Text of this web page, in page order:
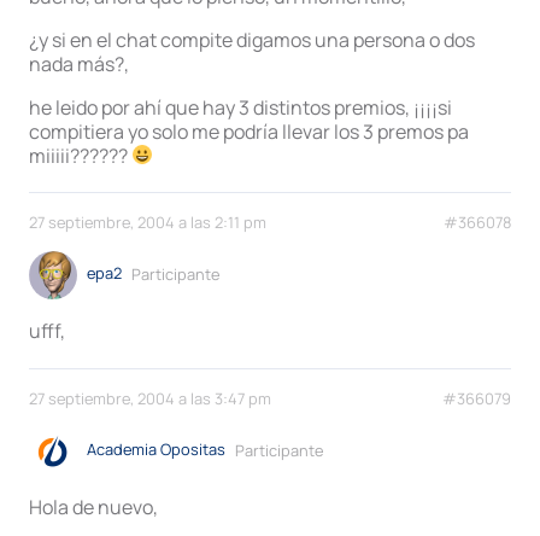
¿y si en el chat compite digamos una persona o dos
nada más?,
he leido por ahí que hay 3 distintos premios, ¡¡¡¡si
compitiera yo solo me podría llevar los 3 premos pa
miiiii??????
27 septiembre, 2004 a las 2:11 pm #366078
epa2 Participante
ufff,
27 septiembre, 2004 a las 3:47 pm #366079
Academia Opositas Participante
Hola de nuevo,